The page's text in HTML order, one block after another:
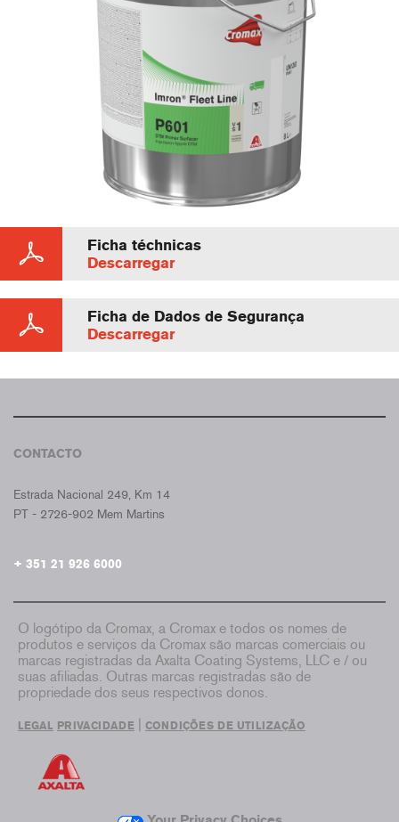
Ficha téchnicas
Descarregar
Ficha de Dados de Segurança
Descarregar
CONTACTO
Estrada Nacional 249, Km 14
PT - 2726-902 Mem Martins
+ 351 21 926 6000
O logótipo da Cromax, a Cromax e todos os nomes de
produtos e serviços da Cromax são marcas comerciais ou
marcas registradas da Axalta Coating Systems, LLC e / ou
suas afiliadas. Outras marcas registradas são de
propriedade dos seus respectivos donos.
LEGAL PRIVACIDADE CONDIÇÕES DE UTILIZAÇÃO